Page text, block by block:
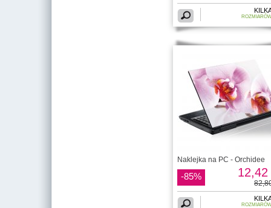
Naklejka na PC - Orchidee
-85% 12,42